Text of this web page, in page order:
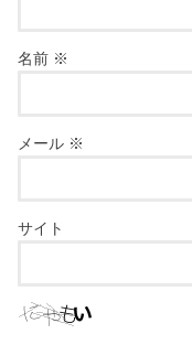
名前 ※
メール ※
サイト